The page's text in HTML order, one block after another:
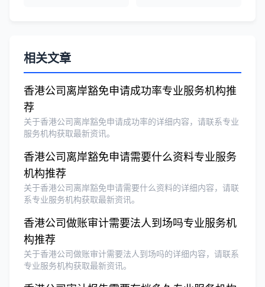
刘总
泰国BOI申请+建厂规划一站式服务，完
美！
Olivia Wang ★★★★★
满意。
相关文章
香港公司离岸豁免申请成功率专业服务机构推
荐
关于香港公司离岸豁免申请成功率的详细内容，请联系专业
服务机构获取最新资讯。
香港公司离岸豁免申请需要什么资料专业服务
机构推荐
关于香港公司离岸豁免申请需要什么资料的详细内容，请联
系专业服务机构获取最新资讯。
香港公司做账审计需要法人到场吗专业服务机
构推荐
关于香港公司做账审计需要法人到场吗的详细内容，请联系
专业服务机构获取最新资讯。